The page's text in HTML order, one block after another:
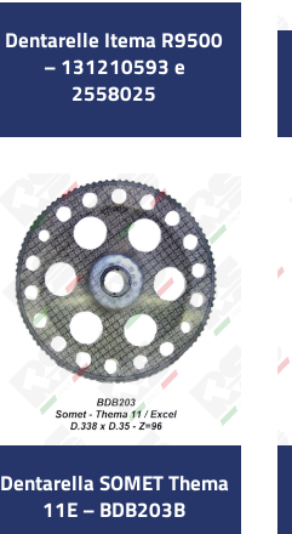
Dentarelle Itema R9500
– 131210593 e
2558025
Dentarella SOMET Thema
11E – BDB203B